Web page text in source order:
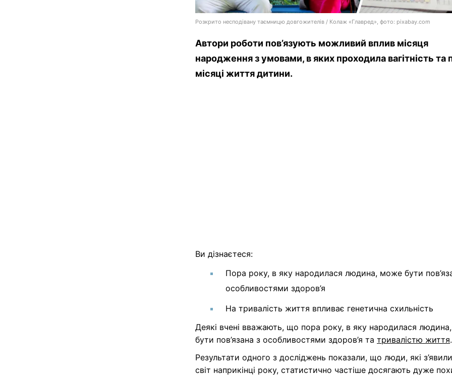
Розкрито несподівану таємницю довгожителів / Колаж «Главред», фото: pixabay.com
Автори роботи пов’язують можливий вплив місяця
народження з умовами, в яких проходила вагітність та
місяці життя дитини.
Ви дізнаєтеся:
Пора року, в яку народилася людина, може бути
особливостями здоров’я
На тривалість життя впливає генетична схильність
Деякі вчені вважають, що пора року, в яку народилася
бути пов’язана з особливостями здоров’я та тривалістю життя.
Результати одного з досліджень показали, що люди, які
світ наприкінці року, статистично частіше досягають дуже